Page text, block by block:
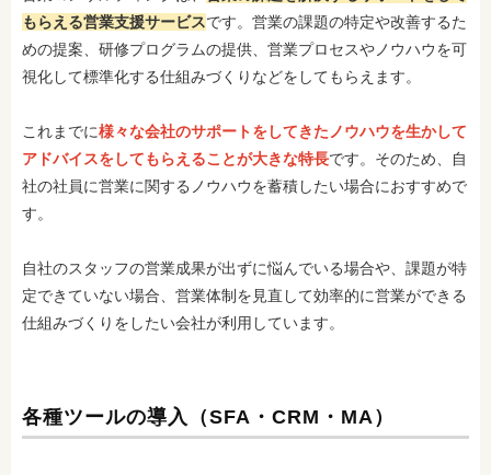
もらえる営業支援サービスです。営業の課題の特定や改善するた
めの提案、研修プログラムの提供、営業プロセスやノウハウを可
視化して標準化する仕組みづくりなどをしてもらえます。
これまでに様々な会社のサポートをしてきたノウハウを生かして
アドバイスをしてもらえることが大きな特長です。そのため、自
社の社員に営業に関するノウハウを蓄積したい場合におすすめで
す。
自社のスタッフの営業成果が出ずに悩んでいる場合や、課題が特
定できていない場合、営業体制を見直して効率的に営業ができる
仕組みづくりをしたい会社が利用しています。
各種ツールの導入（SFA・CRM・MA）